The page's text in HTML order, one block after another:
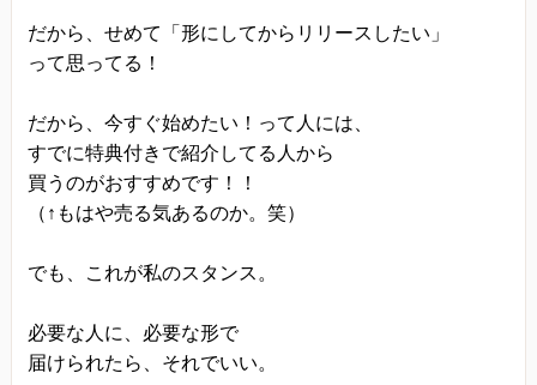
だから、せめて「形にしてからリリースしたい」
って思ってる！
だから、今すぐ始めたい！って人には、
すでに特典付きで紹介してる人から
買うのがおすすめです！！
（↑もはや売る気あるのか。笑）
でも、これが私のスタンス。
必要な人に、必要な形で
届けられたら、それでいい。